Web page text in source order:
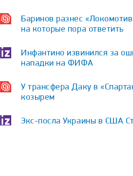
Баринов разнес
на которые пора ответить
Инфантино извинился за
нападки на ФИФА
У трансфера Даку в
козырем
Экс-посла Украины в США